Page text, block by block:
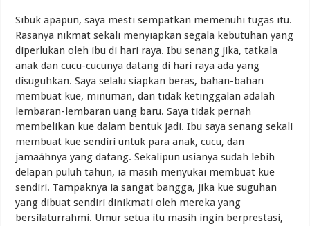
Sibuk apapun, saya mesti sempatkan memenuhi tugas itu.
Rasanya nikmat sekali menyiapkan segala kebutuhan yang
diperlukan oleh ibu di hari raya. Ibu senang jika, tatkala
anak dan cucu-cucunya datang di hari raya ada yang
disuguhkan. Saya selalu siapkan beras, bahan-bahan
membuat kue, minuman, dan tidak ketinggalan adalah
lembaran-lembaran uang baru. Saya tidak pernah
membelikan kue dalam bentuk jadi. Ibu saya senang sekali
membuat kue sendiri untuk para anak, cucu, dan
jamaáhnya yang datang. Sekalipun usianya sudah lebih
delapan puluh tahun, ia masih menyukai membuat kue
sendiri. Tampaknya ia sangat bangga, jika kue suguhan
yang dibuat sendiri dinikmati oleh mereka yang
bersilaturrahmi. Umur setua itu masih ingin berprestasi,